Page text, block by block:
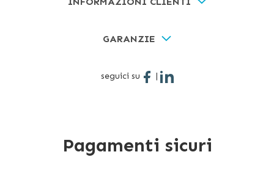
GARANZIE
seguici su |
Pagamenti sicuri